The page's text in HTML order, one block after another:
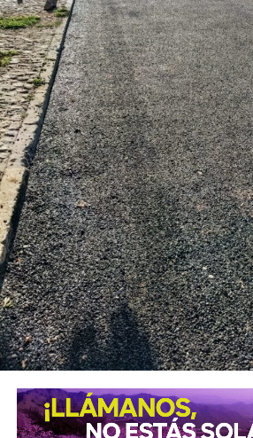
Con estas supervisiones, el
planeación del crecimiento urbano
las nuevas redes de agua potable
un servicio confiable a los habitantes.
También lee:Interapas consolida el
con más de 60 mil envíos en una